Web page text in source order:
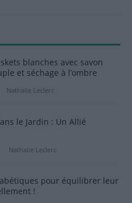
blanches avec savon
et séchage à l’ombre
Nathalie Leclerc
le Jardin : Un Allié
Nathalie Leclerc
pour équilibrer leur
!